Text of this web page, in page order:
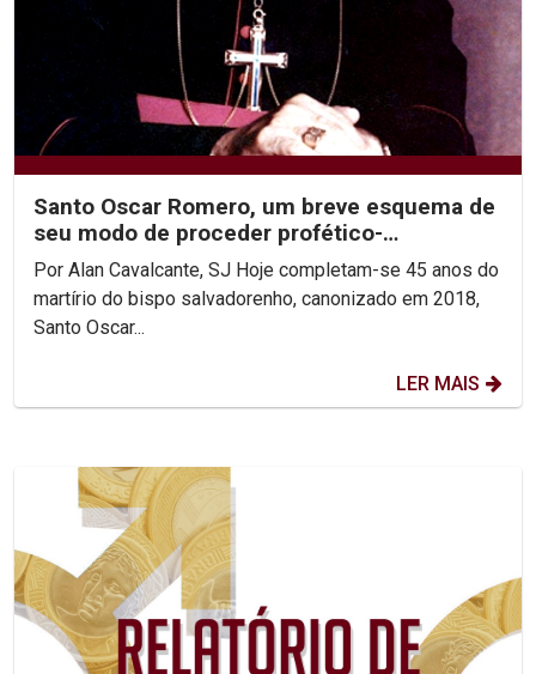
Santo Oscar Romero, um breve esquema de
seu modo de proceder profético-
reconciliador.
Por Alan Cavalcante, SJ Hoje completam-se 45 anos do
martírio do bispo salvadorenho, canonizado em 2018,
Santo Oscar...
LER MAIS